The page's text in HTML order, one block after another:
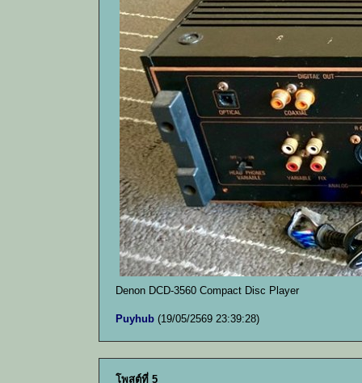
Denon DCD-3560 Compact Disc Player
Puyhub (19/05/2569 23:39:28)
โพสต์ที่ 5